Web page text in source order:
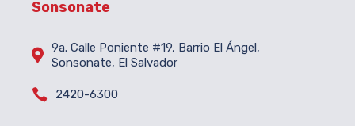
Sonsonate
 9a. Calle Poniente #19, Barrio El Ángel,
Sonsonate, El Salvador
 2420-6300